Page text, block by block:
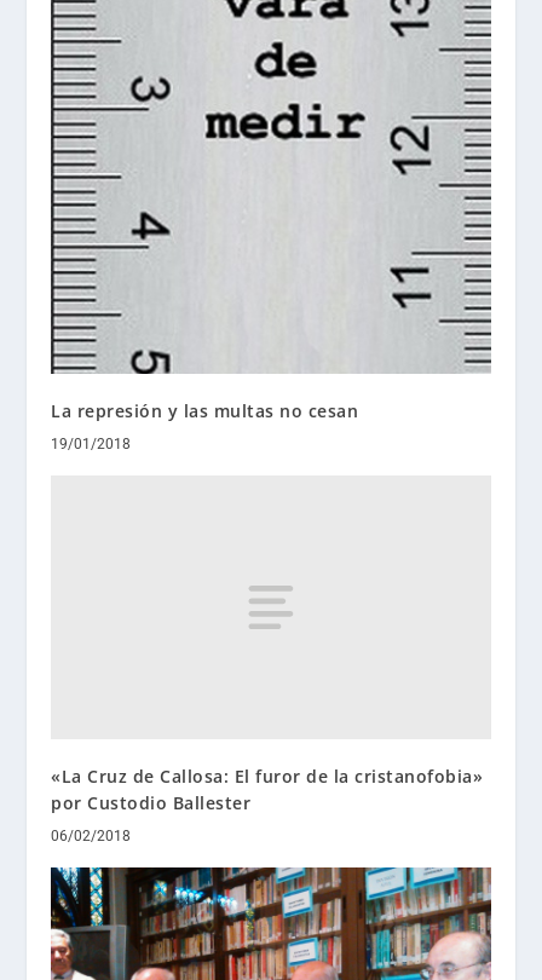
La represión y las multas no cesan
19/01/2018
«La Cruz de Callosa: El furor de la cristanofobia»
por Custodio Ballester
06/02/2018